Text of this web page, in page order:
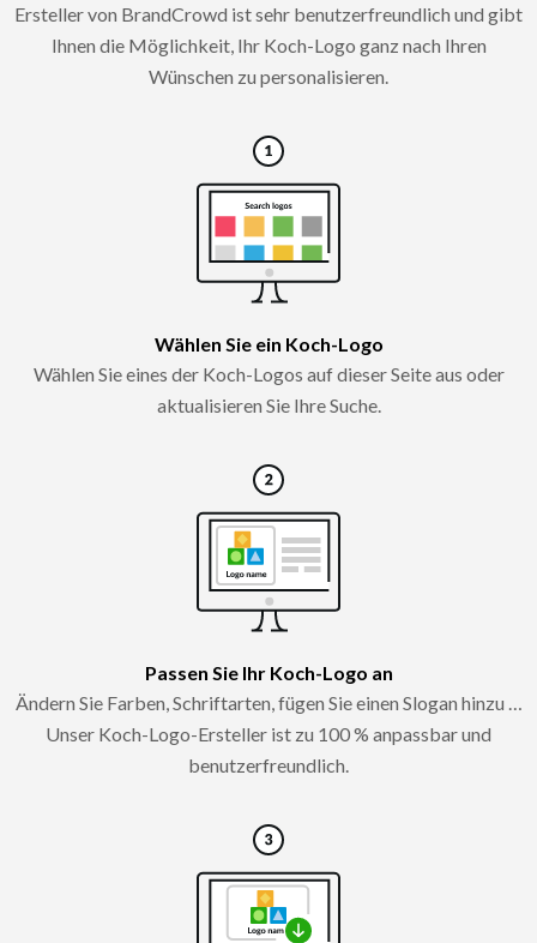
Ersteller von BrandCrowd ist sehr benutzerfreundlich und gibt
Ihnen die Möglichkeit, Ihr Koch-Logo ganz nach Ihren
Wünschen zu personalisieren.
Wählen Sie ein Koch-Logo
Wählen Sie eines der Koch-Logos auf dieser Seite aus oder
aktualisieren Sie Ihre Suche.
Passen Sie Ihr Koch-Logo an
Ändern Sie Farben, Schriftarten, fügen Sie einen Slogan hinzu …
Unser Koch-Logo-Ersteller ist zu 100 % anpassbar und
benutzerfreundlich.